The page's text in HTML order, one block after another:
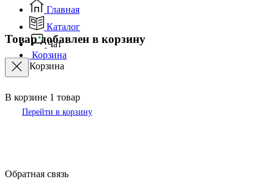
Главная
Каталог
Чат
Корзина
Корзина
Товар добавлен в корзину
В корзине 1 товар
Перейти в корзину
Обратная связь